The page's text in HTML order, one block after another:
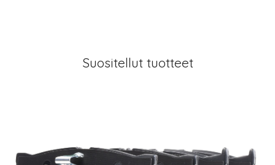
Suositellut tuotteet